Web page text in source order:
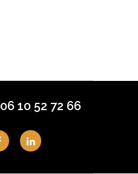
06 10 52 72 66